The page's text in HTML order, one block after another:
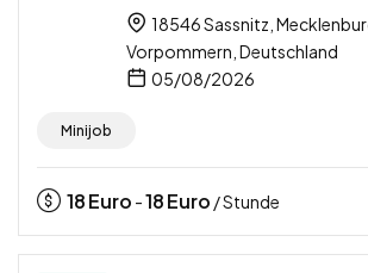
18546 Sassnitz,
Vorpommern, Deutschland
05/08/2026
Minijob
18Euro -18Euro / Stunde